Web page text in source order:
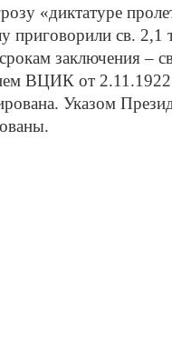
«дик­та­ту­ре
при­го­во­ри­ли св. 2,1
за­клю­че­ния –
ВЦИК от 2.11.1922
Ука­зом